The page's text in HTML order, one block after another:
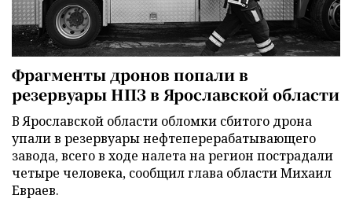
Фрагменты дронов попали в
резервуары НПЗ в Ярославской области
В Ярославской области обломки сбитого дрона
упали в резервуары нефтеперерабатывающего
завода, всего в ходе налета на регион пострадали
четыре человека, сообщил глава области Михаил
Евраев.